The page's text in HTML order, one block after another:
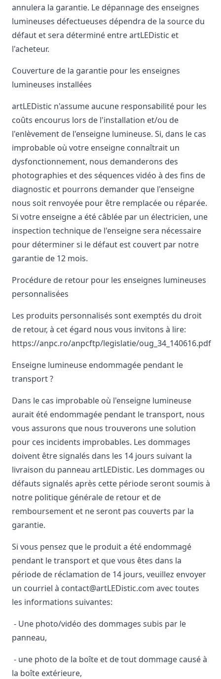
annulera la garantie. Le dépannage des enseignes
lumineuses défectueuses dépendra de la source du
défaut et sera déterminé entre artLEDistic et
l'acheteur.
Couverture de la garantie pour les enseignes
lumineuses installées
artLEDistic n'assume aucune responsabilité pour les
coûts encourus lors de l'installation et/ou de
l'enlèvement de l'enseigne lumineuse. Si, dans le cas
improbable où votre enseigne connaîtrait un
dysfonctionnement, nous demanderons des
photographies et des séquences vidéo à des fins de
diagnostic et pourrons demander que l'enseigne
nous soit renvoyée pour être remplacée ou réparée.
Si votre enseigne a été câblée par un électricien, une
inspection technique de l'enseigne sera nécessaire
pour déterminer si le défaut est couvert par notre
garantie de 12 mois.
Procédure de retour pour les enseignes lumineuses
personnalisées
Les produits personnalisés sont exemptés du droit
de retour, à cet égard nous vous invitons à lire:
https://anpc.ro/anpcftp/legislatie/oug_34_140616.pdf
Enseigne lumineuse endommagée pendant le
transport ?
Dans le cas improbable où l'enseigne lumineuse
aurait été endommagée pendant le transport, nous
vous assurons que nous trouverons une solution
pour ces incidents improbables. Les dommages
doivent être signalés dans les 14 jours suivant la
livraison du panneau artLEDistic. Les dommages ou
défauts signalés après cette période seront soumis à
notre politique générale de retour et de
remboursement et ne seront pas couverts par la
garantie.
Si vous pensez que le produit a été endommagé
pendant le transport et que vous êtes dans la
période de réclamation de 14 jours, veuillez envoyer
un courriel à contact@artLEDistic.com avec toutes
les informations suivantes:
- Une photo/vidéo des dommages subis par le
panneau,
- une photo de la boîte et de tout dommage causé à
la boîte extérieure,